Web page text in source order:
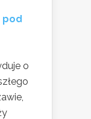
pod
o